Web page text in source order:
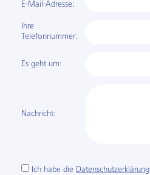
E-Mail-Adresse:
Ihre
Telefon­nummer:
Es geht um:
Nachricht:
Ich habe die Datenschutzerklärung